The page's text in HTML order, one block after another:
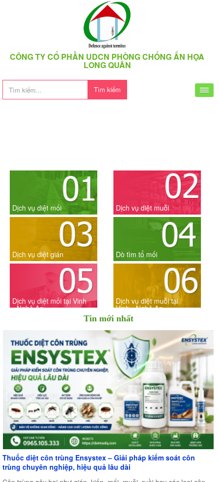
CÔNG TY CỔ PHẦN UDCN PHÒNG CHỐNG ẨN HỌA
LONG QUÂN
Tìm kiếm
Dịch vụ diệt mối Dịch vụ diệt muỗi
Dịch vụ diệt gián Dò tìm tổ mối
Dịch vụ diệt mối tại Vinh
- Nghệ An
Dịch vụ diệt muỗi tại
Vinh - Nghệ An
Tin mới nhất
Thuốc diệt côn trùng Ensystex – Giải pháp kiểm soát côn
trùng chuyên nghiệp, hiệu quả lâu dài